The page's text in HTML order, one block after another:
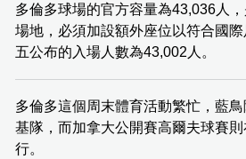
多倫多球場的官方容量為43,036人
場地，必須加設額外座位以符合國
五公布的入場人數為43,002人。
多倫多這個周末體育活動繁忙，藍
基隊，而加拿大公開賽高爾夫球賽
行。